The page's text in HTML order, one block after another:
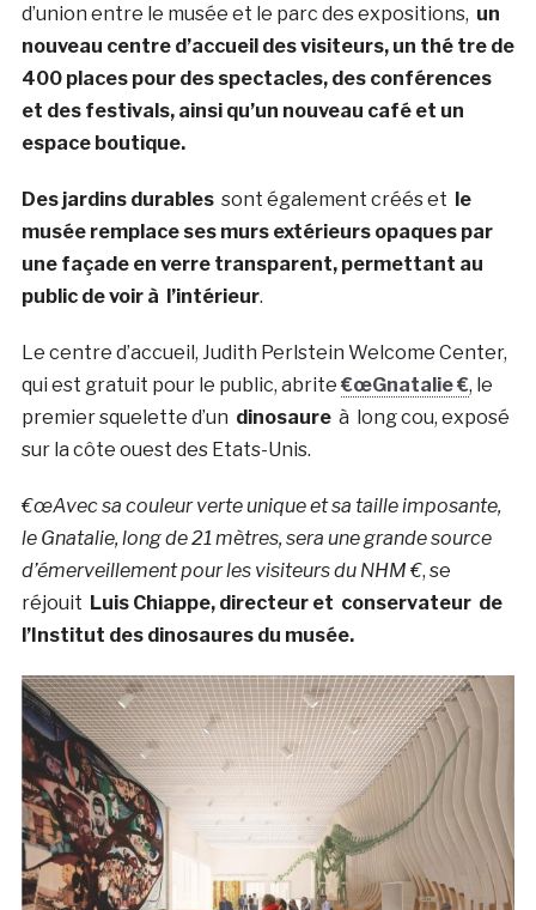
d’union entre le musée et le parc des expositions, un
nouveau centre d’accueil des visiteurs, un thé tre de
400 places pour des spectacles, des conférences
et des festivals, ainsi qu’un nouveau café et un
espace boutique.
Des jardins durablessont également créés et le
musée remplace ses murs extérieurs opaques par
une façade en verre transparent, permettant au
public de voir à l’intérieur.
Le centre d’accueil, Judith Perlstein Welcome Center,
qui est gratuit pour le public, abrite €œGnatalie €, le
premier squelette d’un dinosaureà long cou, exposé
sur la côte ouest des Etats-Unis.
€œAvec sa couleur verte unique et sa taille imposante,
le Gnatalie, long de 21 mètres, sera une grande source
d’émerveillement pour les visiteurs du NHM €, se
réjouit Luis Chiappe, directeur et conservateur de
l’Institut des dinosaures du musée.